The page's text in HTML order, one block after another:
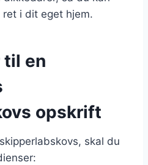
i dit eget hjem.
til en
opskrift
skal du